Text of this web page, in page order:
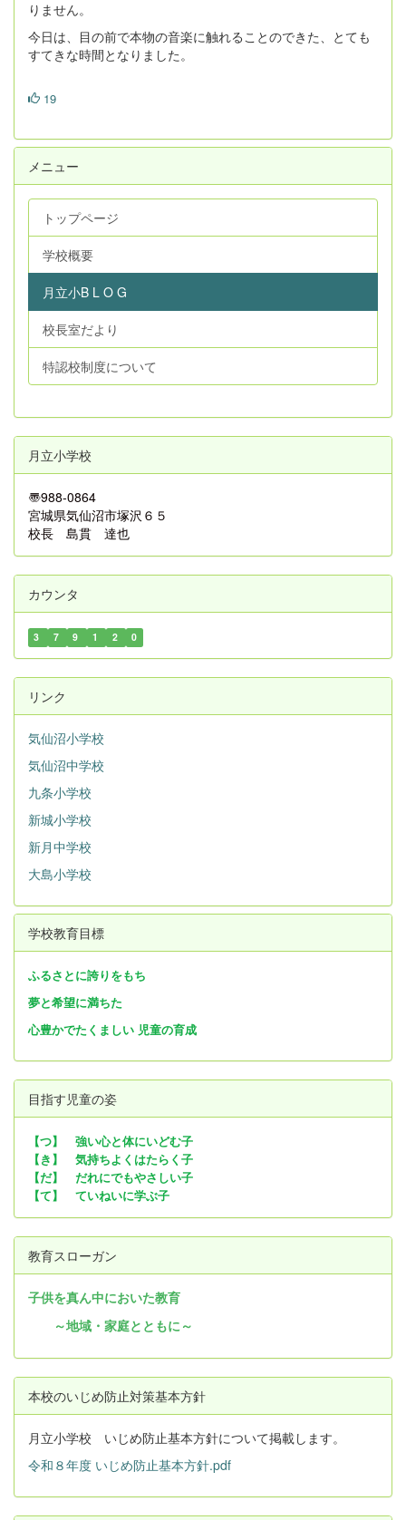
りません。
今日は、目の前で本物の音楽に触れることのできた、とても
すてきな時間となりました。
19
メニュー
トップページ
学校概要
月立小B L O G
校長室だより
特認校制度について
月立小学校
〠988-0864
宮城県気仙沼市塚沢６５
校長 島貫 達也
カウンタ
3 7 9 1 2 0
リンク
気仙沼小学校
気仙沼中学校
九条小学校
新城小学校
新月中学校
大島小学校
学校教育目標
ふるさとに誇りをもち
夢と希望に満ちた
心豊かでたくましい 児童の育成
目指す児童の姿
【つ】 強い心と体にいどむ子
【き】 気持ちよくはたらく子
【だ】 だれにでもやさしい子
【て】 ていねいに学ぶ子
教育スローガン
子供を真ん中においた教育
～地域・家庭とともに～
本校のいじめ防止対策基本方針
月立小学校 いじめ防止基本方針について掲載します。
令和８年度 いじめ防止基本方針.pdf